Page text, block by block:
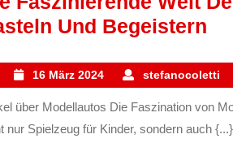
Und Begeistern
16 März 2024
16
März
2024
stefanocoletti
nur Spielzeug für Kinder, sondern auch {...}